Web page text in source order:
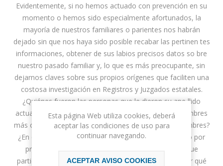
Evidentemente, si no hemos actuado con prevención en su
momento o hemos sido especialmente afortunados, la
mayoría de nuestros familiares o parientes nos habrán
dejado sin que nos haya sido posible recabar las pertinen tes
informaciones, obtener de sus labios precisos datos so bre
nuestro pasado familiar y, lo que es más preocupante, sin
dejarnos claves sobre sus propios orígenes que faciliten una
costosa investigación en Registros y Juzgados estatales.
¿Quiénes fueron las personas que le dieron su ape llido
actual? ¿Por qué algunos han sido bautizados con nombres
más o menos cristianos? ¿De dónde proceden los nombres?
¿En qué rincón del mundo se estableció aquel apellido por
primera vez? ¿A dónde fueron aquellas perso nas que
partieron hacia tierras lejanas? ¿Qué hacían aquí? ¿Por qué
Esta página Web utiliza cookies, deberá
aceptar las condiciones de uso para
continuar navegando.
ACEPTAR AVISO COOKIES